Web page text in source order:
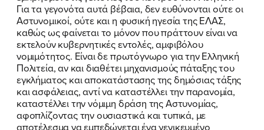
Για τα γεγονότα αυτά βέβαια, δεν ευθύνονται ούτε οι
Αστυνομικοί, ούτε και η φυσική ηγεσία της ΕΛΑΣ,
καθώς ως φαίνεται το μόνον που πράττουν είναι να
εκτελούν κυβερνητικές εντολές, αμφιβόλου
νομιμότητος. Είναι δε πρωτόγνωρο για την Ελληνική
Πολιτεία, αν και διαθέτει μηχανισμούς πάταξης του
εγκλήματος και αποκατάστασης της δημόσιας τάξης
και ασφάλειας, αντί να καταστέλλει την παρανομία,
καταστέλλει την νόμιμη δράση της Αστυνομίας,
αφοπλίζοντας την ουσιαστικά και τυπικά, με
αποτέλεσμα να εμπεδώνεται ένα γενικευμένο
Προστασίας Προσωπικών
Δεδομένων και τους τουςΌρους
Χρήσηςτου δικτυακού τόπου του
Πολιτικού Γραφείου της Βουλευτού
Νίκης Κεραμέως
ΥΠΟΒΟΛΗ
Προστασίας Προσωπικών
Δεδομένων και τους τουςΌρους
Χρήσηςτου δικτυακού τόπου του
Πολιτικού Γραφείου της Βουλευτού
Νίκης Κεραμέως
ΥΠΟΒΟΛΗ